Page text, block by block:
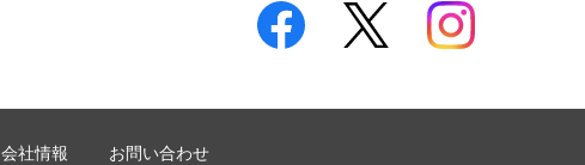
会社情報 お問い合わせ